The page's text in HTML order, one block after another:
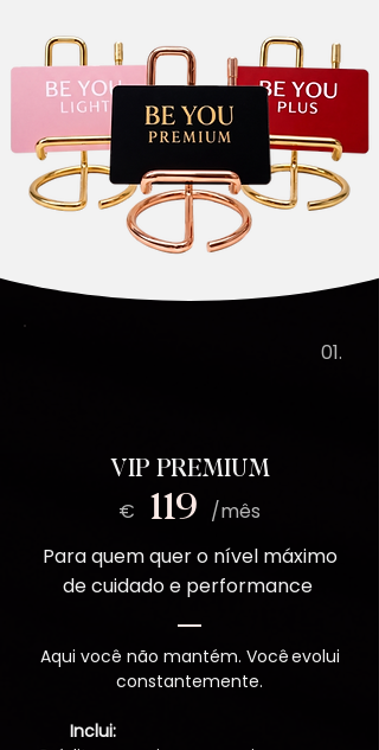
VIP PREMIUM
01.
€ /mês
119
Para quem quer o nível máximo
de cuidado e performance
Aqui você não mantém. Você evolui
constantemente.
Inclui: